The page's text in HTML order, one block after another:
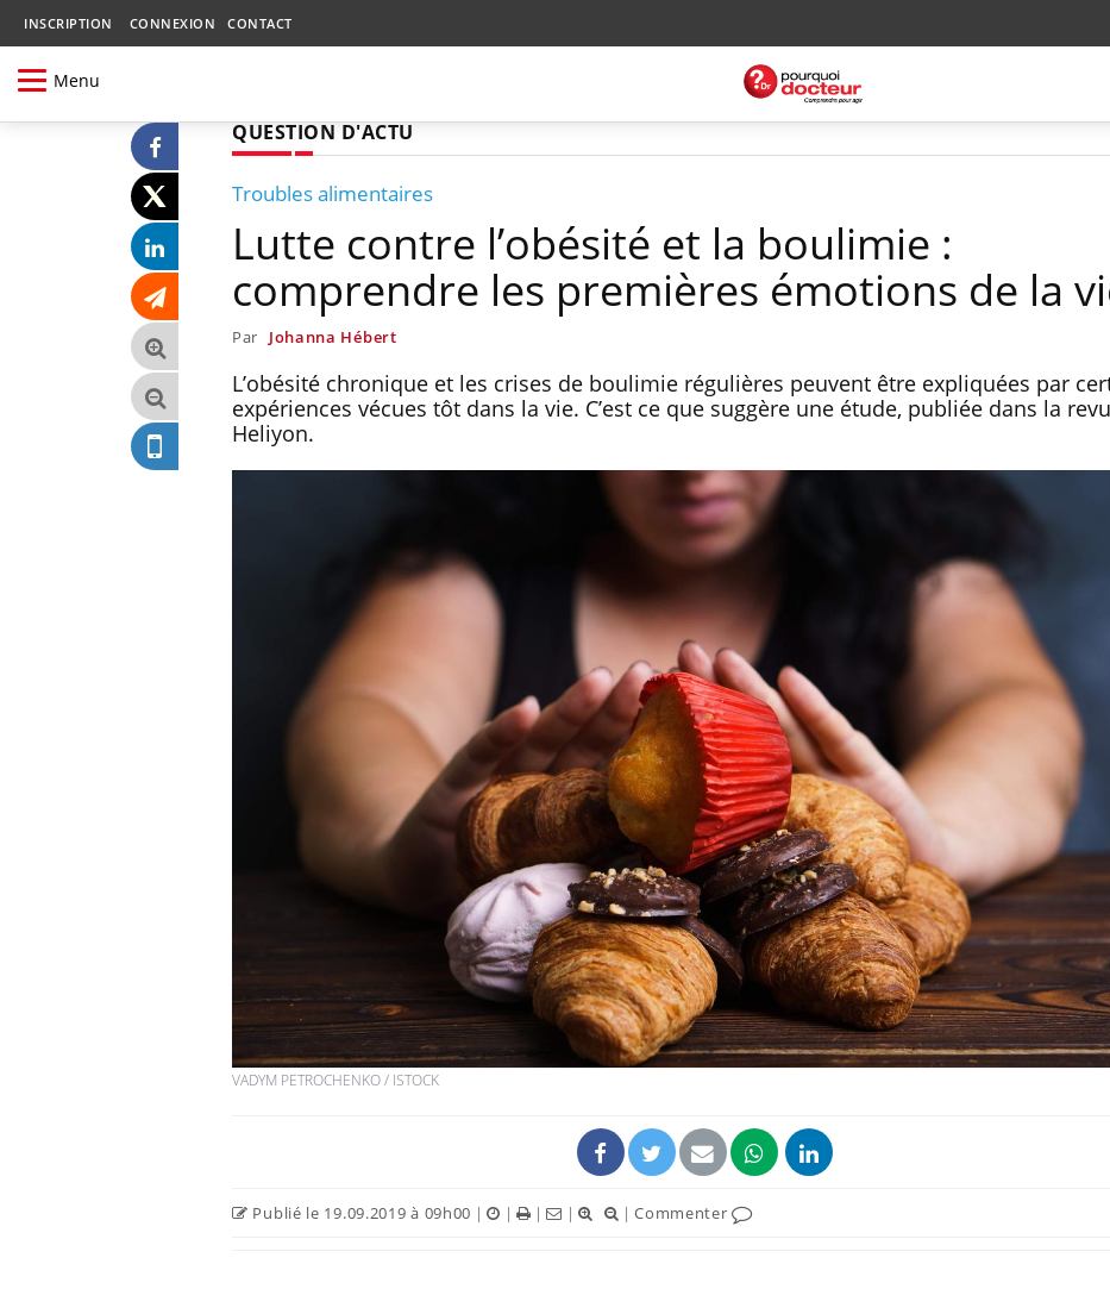
INSCRIPTION CONNEXION CONTACT
Menu
QUESTION D'ACTU
Troubles alimentaires
Lutte contre l’obésité et la boulimie :
comprendre les premières émotions de la
Par Johanna Hébert
L’obésité chronique et les crises de boulimie régulières peuvent être expliquées par
expériences vécues tôt dans la vie. C’est ce que suggère une étude, publiée dans la
Heliyon.
VADYM PETROCHENKO / ISTOCK
Publié le 19.09.2019 à 09h00 | | | | |Commenter